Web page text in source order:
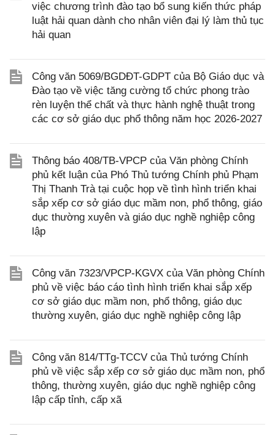
việc chương trình đào tạo bổ sung kiến thức pháp
luật hải quan dành cho nhân viên đại lý làm thủ tục
hải quan
Công văn 5069/BGDĐT-GDPT của Bộ Giáo dục và
Đào tạo về việc tăng cường tổ chức phong trào
rèn luyện thể chất và thực hành nghệ thuật trong
các cơ sở giáo dục phổ thông năm học 2026-2027
Thông báo 408/TB-VPCP của Văn phòng Chính
phủ kết luận của Phó Thủ tướng Chính phủ Phạm
Thị Thanh Trà tại cuộc họp về tình hình triển khai
sắp xếp cơ sở giáo dục mầm non, phổ thông, giáo
dục thường xuyên và giáo dục nghề nghiệp công
lập
Công văn 7323/VPCP-KGVX của Văn phòng Chính
phủ về việc báo cáo tình hình triển khai sắp xếp
cơ sở giáo dục mầm non, phổ thông, giáo dục
thường xuyên, giáo dục nghề nghiệp công lập
Công văn 814/TTg-TCCV của Thủ tướng Chính
phủ về việc sắp xếp cơ sở giáo dục mầm non, phổ
thông, thường xuyên, giáo dục nghề nghiệp công
lập cấp tỉnh, cấp xã